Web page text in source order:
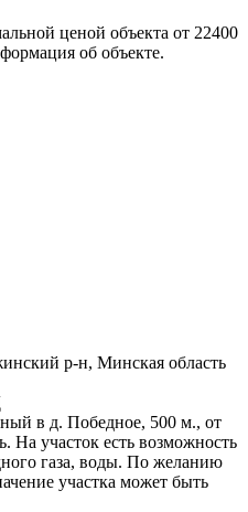
ценой объекта от 22400
об объекте.
р-н, Минская область
в д. Победное, 500 м., от
На участок есть возможность
газа, воды. По желанию
участка может быть